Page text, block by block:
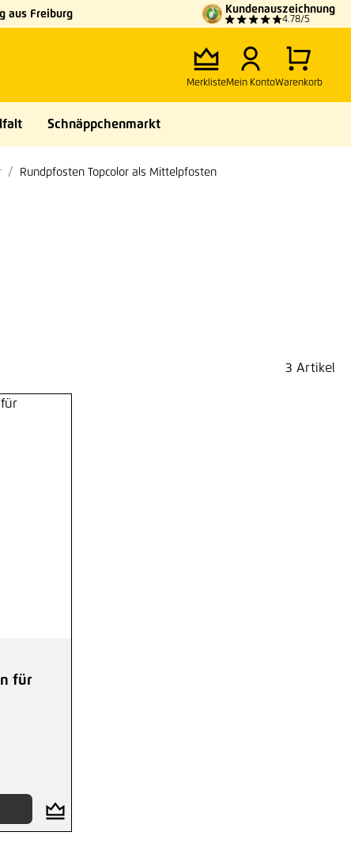
aus Freiburg Kundenauszeichnung
4.78/5
MerklisteMein KontoWarenkorb
Schnäppchenmarkt
Rundpfosten Topcolor als Mittelpfosten
3 Artikel
für